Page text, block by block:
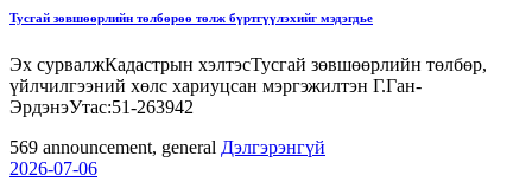
Тусгай зөвшөөрлийн төлбөрөө төлж бүртгүүлэхийг мэдэгдье
Эх сурвалжКадастрын хэлтэсТусгай зөвшөөрлийн төлбөр,
үйлчилгээний хөлс хариуцсан мэргэжилтэн Г.Ган-
ЭрдэнэУтас:51-263942
569 announcement, general Дэлгэрэнгүй
2026-07-06